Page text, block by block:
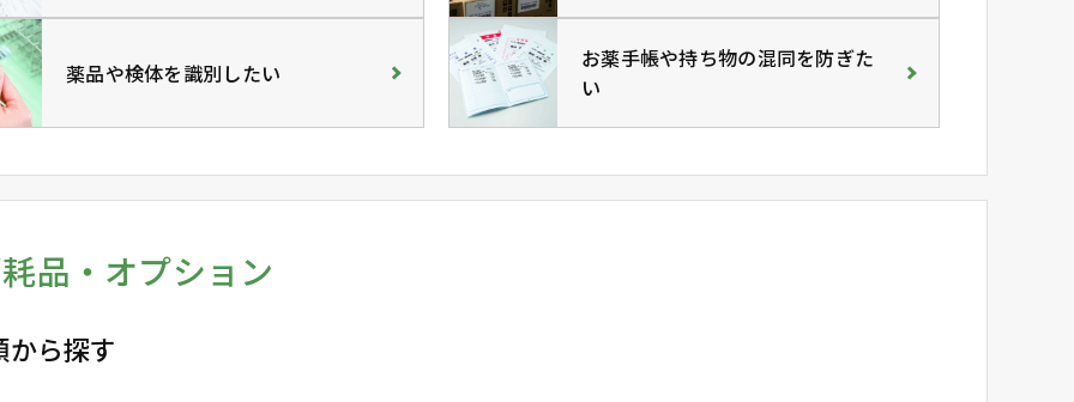
薬品や検体を識別したい
お薬手帳や持ち物の混同を防ぎた
い
品・オプション
から探す